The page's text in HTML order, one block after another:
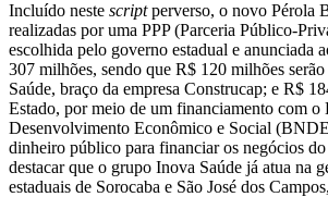
Incluído neste scriptperverso, o novo Pérola
realizadas por uma PPP (Parceria Público-
escolhida pelo governo estadual e anunciada
307 milhões, sendo que R$ 120 milhões
Saúde, braço da empresa Construcap; e R$
Estado, por meio de um financiamento com o
Desenvolvimento Econômico e Social
dinheiro público para financiar os negócios
destacar que o grupo Inova Saúde já atua na
estaduais de Sorocaba e São José dos